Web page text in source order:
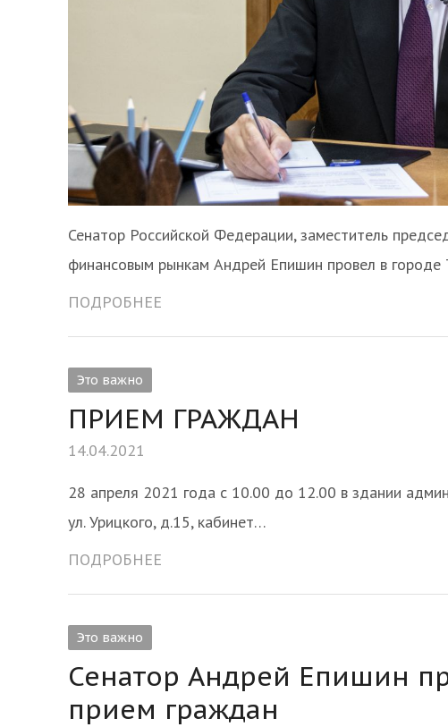
Сенатор Российской Федерации, заместитель
финансовым рынкам Андрей Епишин провел в
ПОДРОБНЕЕ
Это важно
ПРИЕМ ГРАЖДАН
14.04.2021
28 апреля 2021 года с 10.00 до 12.00 в здании
ул. Урицкого, д.15, кабинет…
ПОДРОБНЕЕ
Это важно
Сенатор Андрей Епишин
прием граждан